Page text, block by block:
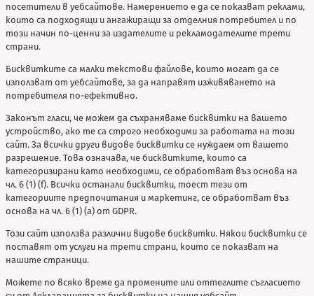
посетители в уебсайтове. Намерението е да се показват реклами,
които са подходящи и ангажиращи за отделния потребител и по
този начин по-ценни за издателите и рекламодателите трети
страни.
Бисквитките са малки текстови файлове, които могат да се
използват от уебсайтове, за да направят изживяването на
потребителя по-ефективно.
Законът гласи, че можем да съхраняваме бисквитки на вашето
устройство, ако те са строго необходими за работата на този
сайт. За всички други видове бисквитки се нуждаем от вашето
разрешение. Това означава, че бисквитките, които са
категоризирани като необходими, се обработват въз основа на
чл. 6 (1) (f). Всички останали бисквитки, тоест тези от
категориите предпочитания и маркетинг, се обработват въз
основа на чл. 6 (1) (a) от GDPR.
Този сайт използва различни видове бисквитки. Някои бисквитки се
поставят от услуги на трети страни, които се показват на
нашите страници.
Можете по всяко време да промените или оттеглите съгласието